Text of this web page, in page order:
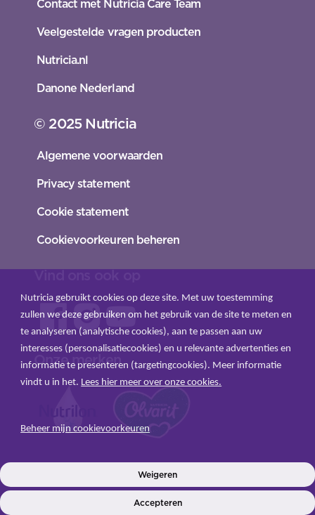
INLOGGEN
Contact met Nutricia Care Team
Veelgestelde vragen producten
Nutricia.nl
Danone Nederland
© 2025 Nutricia
Algemene voorwaarden
Privacy statement
Cookie statement
Cookievoorkeuren beheren
Onze merken
Nutricia gebruikt cookies op deze site. Met uw toestemming
zullen we deze gebruiken om het gebruik van de site te meten en
te analyseren (analytische cookies), aan te passen aan uw
interesses (personalisatiecookies) en u relevante advertenties en
informatie te presenteren (targetingcookies). Meer informatie
vindt u in het. Lees hier meer over onze cookies.
Beheer mijn cookievoorkeuren
Weigeren
Accepteren